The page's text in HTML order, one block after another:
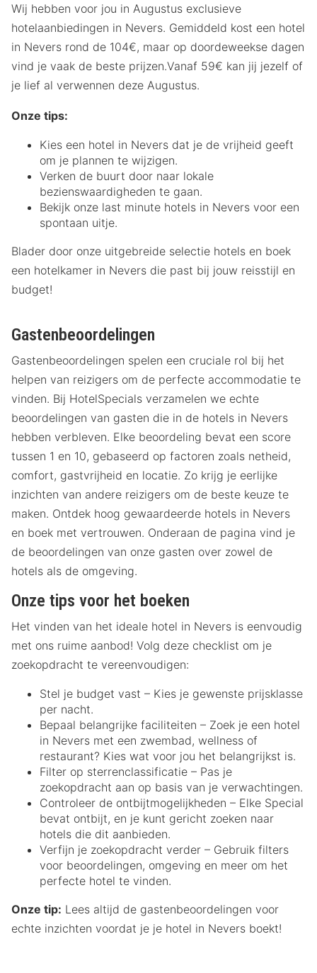
Wij hebben voor jou in Augustus exclusieve
hotelaanbiedingen in Nevers. Gemiddeld kost een hotel
in Nevers rond de 104€, maar op doordeweekse dagen
vind je vaak de beste prijzen.Vanaf 59€ kan jij jezelf of
je lief al verwennen deze Augustus.
Onze tips:
Kies een hotel in Nevers dat je de vrijheid geeft
om je plannen te wijzigen.
Verken de buurt door naar lokale
bezienswaardigheden te gaan.
Bekijk onze last minute hotels in Nevers voor een
spontaan uitje.
Blader door onze uitgebreide selectie hotels en boek
een hotelkamer in Nevers die past bij jouw reisstijl en
budget!
Gastenbeoordelingen
Gastenbeoordelingen spelen een cruciale rol bij het
helpen van reizigers om de perfecte accommodatie te
vinden. Bij HotelSpecials verzamelen we echte
beoordelingen van gasten die in de hotels in Nevers
hebben verbleven. Elke beoordeling bevat een score
tussen 1 en 10, gebaseerd op factoren zoals netheid,
comfort, gastvrijheid en locatie. Zo krijg je eerlijke
inzichten van andere reizigers om de beste keuze te
maken. Ontdek hoog gewaardeerde hotels in Nevers
en boek met vertrouwen. Onderaan de pagina vind je
de beoordelingen van onze gasten over zowel de
hotels als de omgeving.
Onze tips voor het boeken
Het vinden van het ideale hotel in Nevers is eenvoudig
met ons ruime aanbod! Volg deze checklist om je
zoekopdracht te vereenvoudigen:
Stel je budget vast – Kies je gewenste prijsklasse
per nacht.
Bepaal belangrijke faciliteiten – Zoek je een hotel
in Nevers met een zwembad, wellness of
restaurant? Kies wat voor jou het belangrijkst is.
Filter op sterrenclassificatie – Pas je
zoekopdracht aan op basis van je verwachtingen.
Controleer de ontbijtmogelijkheden – Elke Special
bevat ontbijt, en je kunt gericht zoeken naar
hotels die dit aanbieden.
Verfijn je zoekopdracht verder – Gebruik filters
voor beoordelingen, omgeving en meer om het
perfecte hotel te vinden.
Onze tip: Lees altijd de gastenbeoordelingen voor
echte inzichten voordat je je hotel in Nevers boekt!